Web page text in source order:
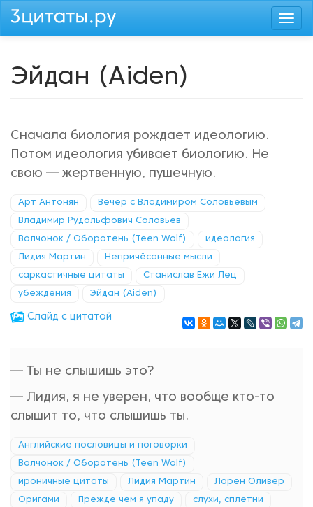
Перейти
Эйдан (Aiden)
Сначала биология рождает идеологию.
Потом идеология убивает биологию. Не
свою — жертвенную, пушечную.
Арт Антонян Вечер с Владимиром Соловьёвым
Владимир Рудольфович Соловьев
Волчонок / Оборотень (Teen Wolf) идеология
Лидия Мартин Непричёсанные мысли
саркастичные цитаты Станислав Ежи Лец
убеждения Эйдан (Aiden)
Cлайд с цитатой
— Ты не слышишь это?
— Лидия, я не уверен, что вообще кто-то
слышит то, что слышишь ты.
Английские пословицы и поговорки
Волчонок / Оборотень (Teen Wolf)
ироничные цитаты Лидия Мартин Лорен Оливер
Оригами Прежде чем я упаду слухи, сплетни